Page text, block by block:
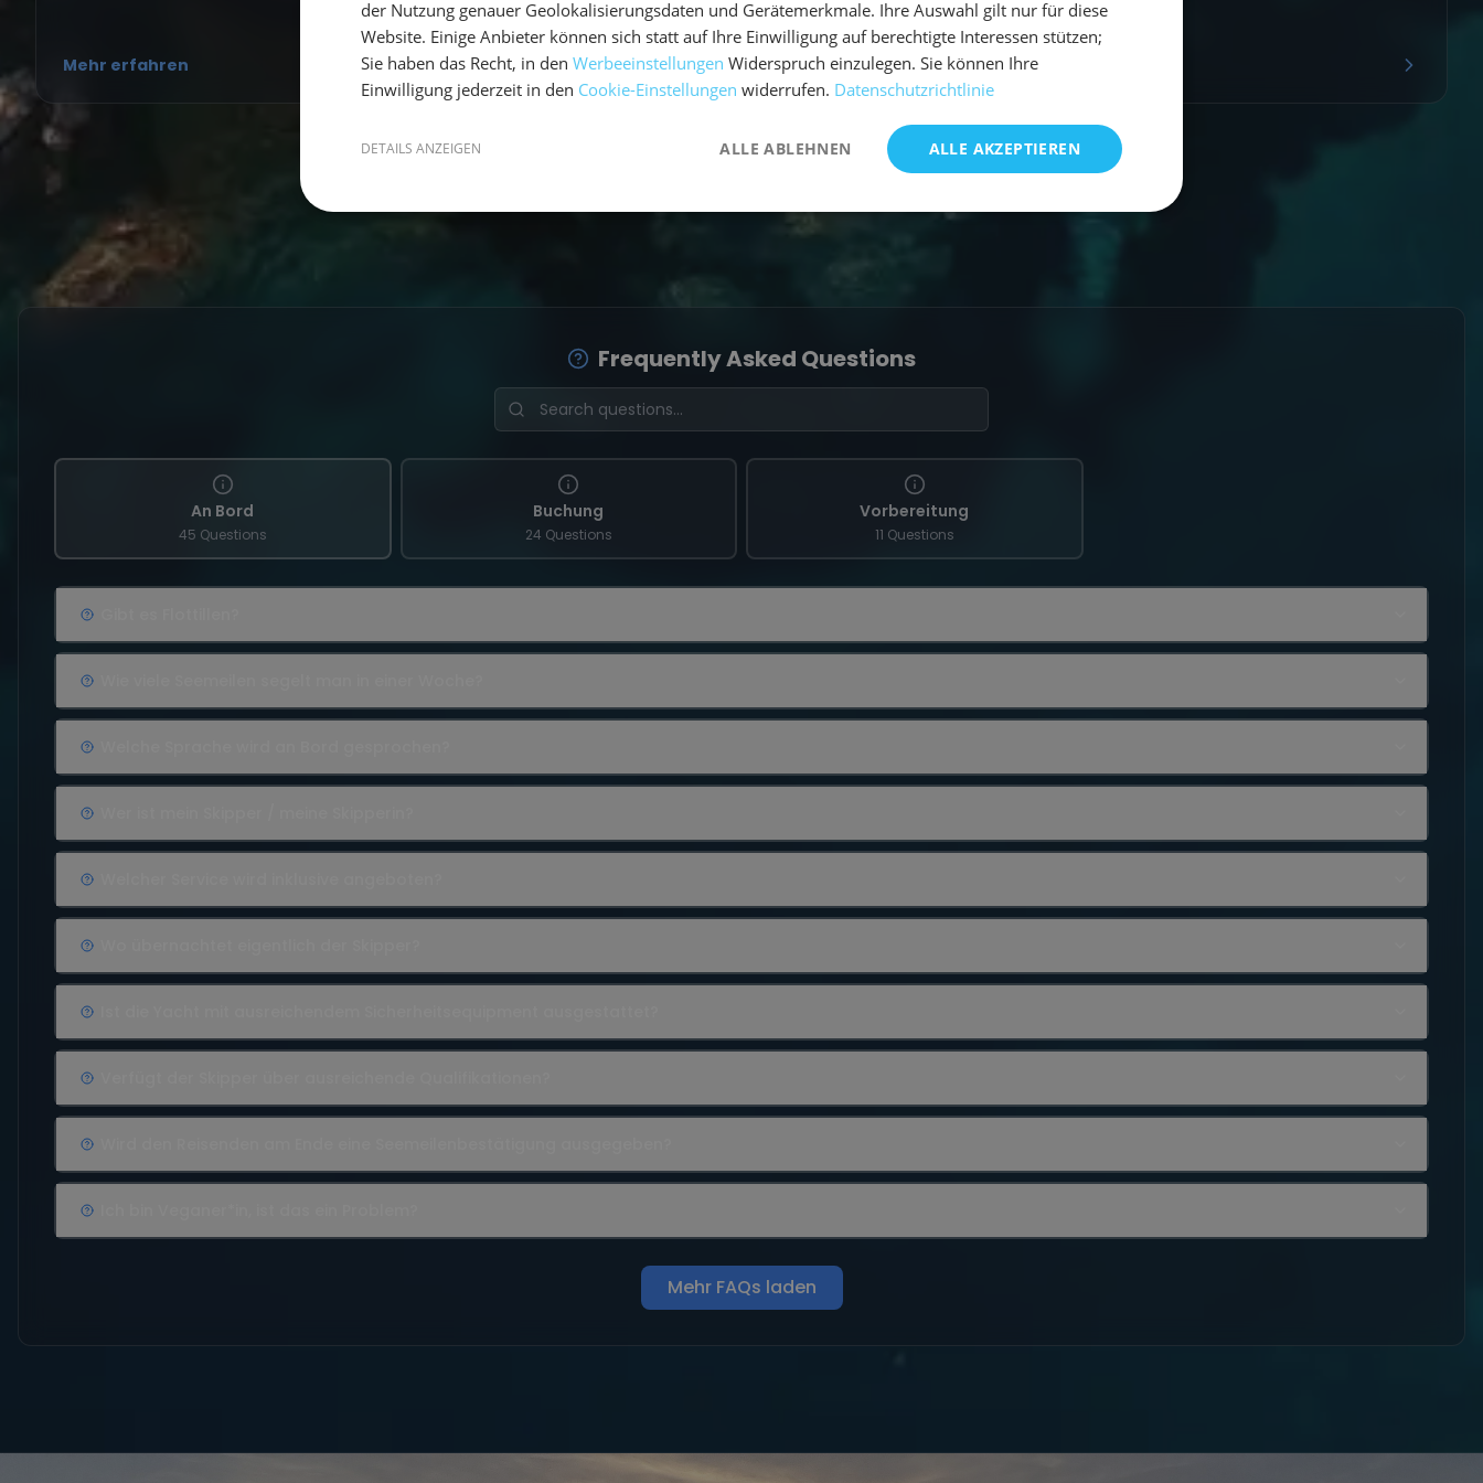
Mehr erfahren
Sternenhimmel, aber...
Mehr erfahren Mehr erfahren
Frequently Asked Questions
An Bord
45 Questions
Buchung
24 Questions
Vorbereitung
11 Questions
Mehr FAQs laden
der Nutzung genauer Geolokalisierungsdaten und Gerätemerkmale. Ihre Auswahl gilt nur für diese
Website. Einige Anbieter können sich statt auf Ihre Einwilligung auf berechtigte Interessen stützen;
Sie haben das Recht, in den Werbeeinstellungen Widerspruch einzulegen. Sie können Ihre
Einwilligung jederzeit in den Cookie-Einstellungen widerrufen. Datenschutzrichtlinie
ALLE AKZEPTIEREN
ALLE ABLEHNEN
DETAILS ANZEIGEN